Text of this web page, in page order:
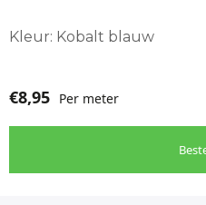
Kleur: Kobalt blauw
€8,95 Per meter